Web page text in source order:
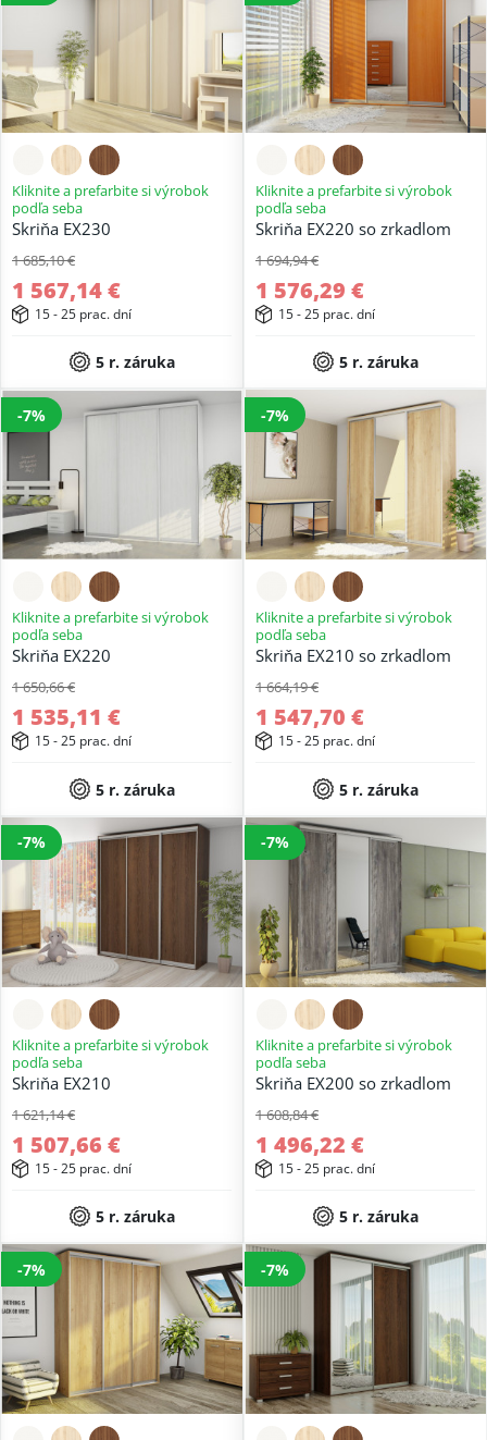
Kliknite a prefarbite si výrobok
podľa seba
Skriňa EX230
1 685,10 €
1 567,14 €
15 - 25 prac. dní
5 r. záruka
Kliknite a prefarbite si výrobok
podľa seba
Skriňa EX220 so zrkadlom
1 694,94 €
1 576,29 €
15 - 25 prac. dní
5 r. záruka
-7%
Kliknite a prefarbite si výrobok
podľa seba
Skriňa EX220
1 650,66 €
1 535,11 €
15 - 25 prac. dní
5 r. záruka
-7%
Kliknite a prefarbite si výrobok
podľa seba
Skriňa EX210 so zrkadlom
1 664,19 €
1 547,70 €
15 - 25 prac. dní
5 r. záruka
-7%
Kliknite a prefarbite si výrobok
podľa seba
Skriňa EX210
1 621,14 €
1 507,66 €
15 - 25 prac. dní
5 r. záruka
-7%
Kliknite a prefarbite si výrobok
podľa seba
Skriňa EX200 so zrkadlom
1 608,84 €
1 496,22 €
15 - 25 prac. dní
5 r. záruka
-7% -7%